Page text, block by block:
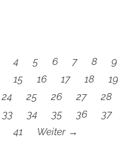
4 5 6 7 8
9
15 16 17 18
19
24 25 26 27
28
33 34 35 36
37
41 Weiter →